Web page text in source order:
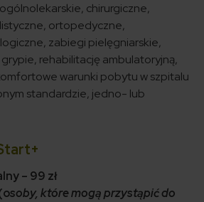
chirurgiczne,
ortopedyczne,
zabiegi pielęgniarskie,
rehabilitację ambulatoryjną,
warunki pobytu w szpitalu
standardzie, jedno- lub
– 99 zł
soby, które mogą przystąpić do